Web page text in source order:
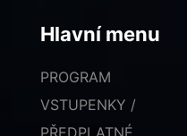
Hlavní menu
PROGRAM
VSTUPENKY /